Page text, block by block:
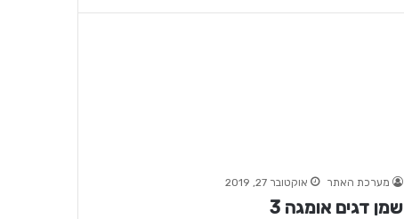
מערכת האתר אוקטובר 27, 2019
שמן דגים אומגה 3